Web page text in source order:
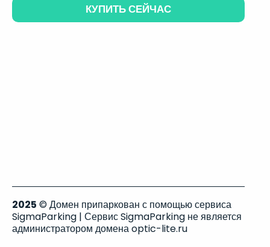
КУПИТЬ СЕЙЧАС
2025 © Домен припаркован с помощью сервиса
SigmaParking | Сервис SigmaParking не является
администратором домена optic-lite.ru